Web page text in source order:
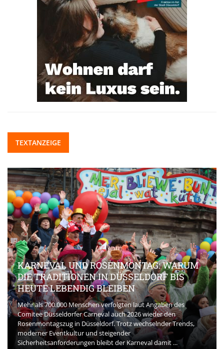
TEXTANZEIGE
KARNEVAL UND ROSENMONTAG: WARUM
DIE TRADITIONEN IN DÜSSELDORF BIS
HEUTE LEBENDIG BLEIBEN
Mehr als 700.000 Menschen verfolgten laut Angaben des
Comitee Düsseldorfer Carneval auch 2026 wieder den
Rosenmontagszug in Düsseldorf. Trotz wechselnder Trends,
moderner Eventkultur und steigender
Sicherheitsanforderungen bleibt der Karneval damit ...